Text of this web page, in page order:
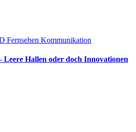
Fernsehen Kommunikation
Leere Hallen oder doch Innovationen